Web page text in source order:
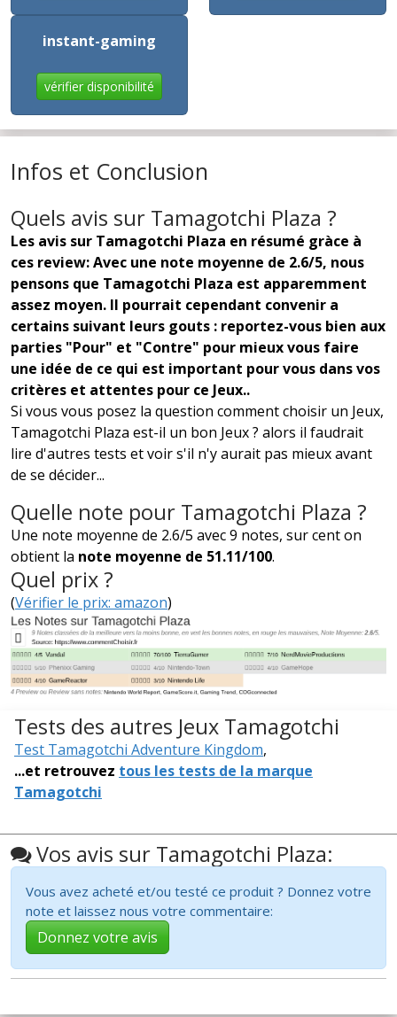
instant-gaming
vérifier disponibilité
Infos et Conclusion
Quels avis sur Tamagotchi Plaza ?
Les avis sur Tamagotchi Plaza en résumé gràce à
ces review: Avec une note moyenne de 2.6/5, nous
pensons que Tamagotchi Plaza est apparemment
assez moyen. Il pourrait cependant convenir a
certains suivant leurs gouts : reportez-vous bien aux
parties "Pour" et "Contre" pour mieux vous faire
une idée de ce qui est important pour vous dans vos
critères et attentes pour ce Jeux..
Si vous vous posez la question comment choisir un Jeux,
Tamagotchi Plaza est-il un bon Jeux ? alors il faudrait
lire d'autres tests et voir s'il n'y aurait pas mieux avant
de se décider...
Quelle note pour Tamagotchi Plaza ?
Une note moyenne de 2.6/5 avec 9 notes, sur cent on
obtient la note moyenne de 51.11/100.
Quel prix ?
(Vérifier le prix: amazon)
Tests des autres Jeux Tamagotchi
Test Tamagotchi Adventure Kingdom,
...et retrouvez tous les tests de la marque
Tamagotchi
Vos avis sur Tamagotchi Plaza:
Vous avez acheté et/ou testé ce produit ? Donnez votre
note et laissez nous votre commentaire:
Donnez votre avis